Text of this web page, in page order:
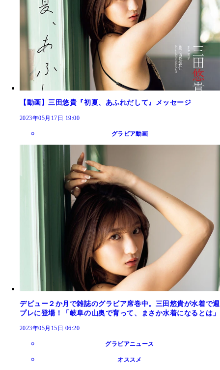
【動画】三田悠貴『初夏、あふれだして』メッセージ
2023年05月17日 19:00
グラビア動画
デビュー２か月で雑誌のグラビア席巻中。三田悠貴が水着で週
プレに登場！「岐阜の山奥で育って、まさか水着になるとは」
2023年05月15日 06:20
グラビアニュース
オススメ